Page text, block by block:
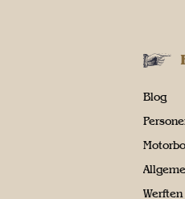
Blog
Werften